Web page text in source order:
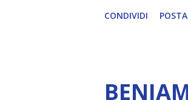
CONDIVIDI